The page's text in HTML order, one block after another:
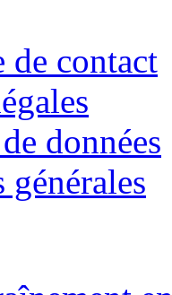
de contact
données